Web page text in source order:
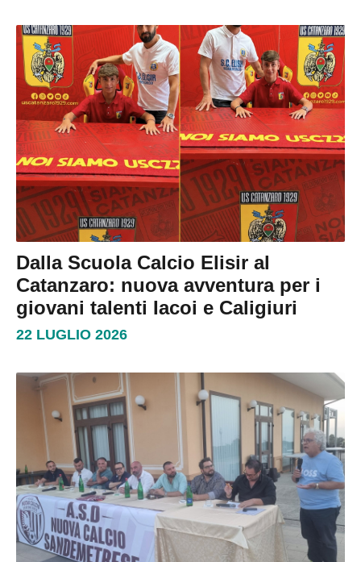
Dalla Scuola Calcio Elisir al
Catanzaro: nuova avventura per i
giovani talenti Iacoi e Caligiuri
22 LUGLIO 2026